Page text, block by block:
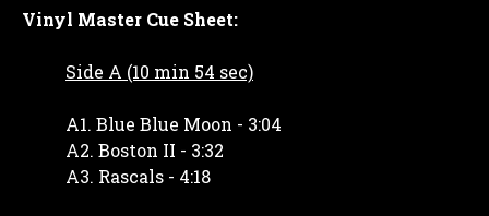
Vinyl Master Cue Sheet:
Side A (10 min 54 sec)
A1. Blue Blue Moon - 3:04
A2. Boston II - 3:32
A3. Rascals - 4:18